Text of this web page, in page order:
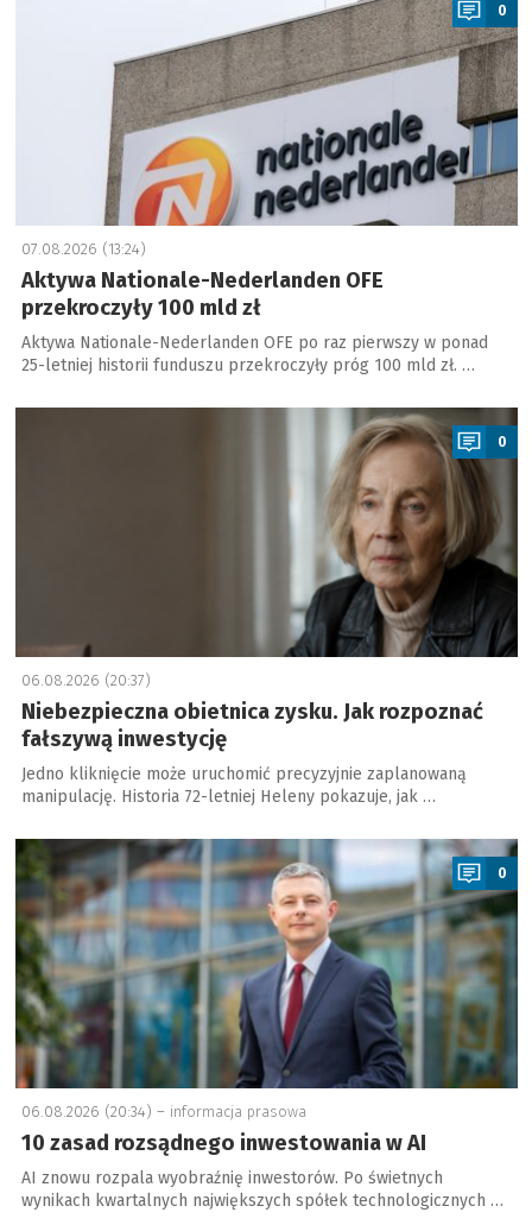
0
07.08.2026 (13:24)
Aktywa Nationale-Nederlanden OFE
przekroczyły 100 mld zł
Aktywa Nationale-Nederlanden OFE po raz pierwszy w ponad
25-letniej historii funduszu przekroczyły próg 100 mld zł. …
a
0
06.08.2026 (20:37)
Niebezpieczna obietnica zysku. Jak rozpoznać
fałszywą inwestycję
Jedno kliknięcie może uruchomić precyzyjnie zaplanowaną
manipulację. Historia 72-letniej Heleny pokazuje, jak …
a
0
06.08.2026 (20:34) – informacja prasowa
10 zasad rozsądnego inwestowania w AI
AI znowu rozpala wyobraźnię inwestorów. Po świetnych
wynikach kwartalnych największych spółek technologicznych …